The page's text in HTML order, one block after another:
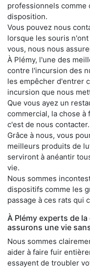
professionnels comme
disposition.
Vous pouvez nous
lorsque les souris
vous, nous nous
À Plémy, l'une des
contre l'incursion des
les empêcher d'entrer
incursion que nous
Que vous ayez un
commercial, la chose
c'est de nous contacter.
Grâce à nous, vous
meilleurs produits de
serviront à anéantir
vie.
Nous sommes
dispositifs comme les
passage à ces rats qui
À Plémy experts de
assurons une vie
Nous sommes
aider à faire fuir
essayent de troubler